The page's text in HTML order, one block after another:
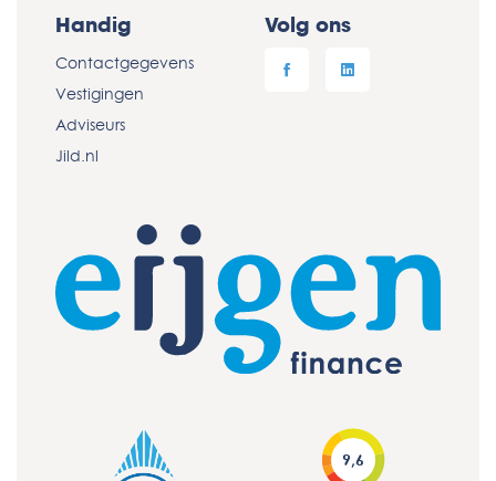
Handig
Contactgegevens
Vestigingen
Adviseurs
Jild.nl
Volg ons
9,6